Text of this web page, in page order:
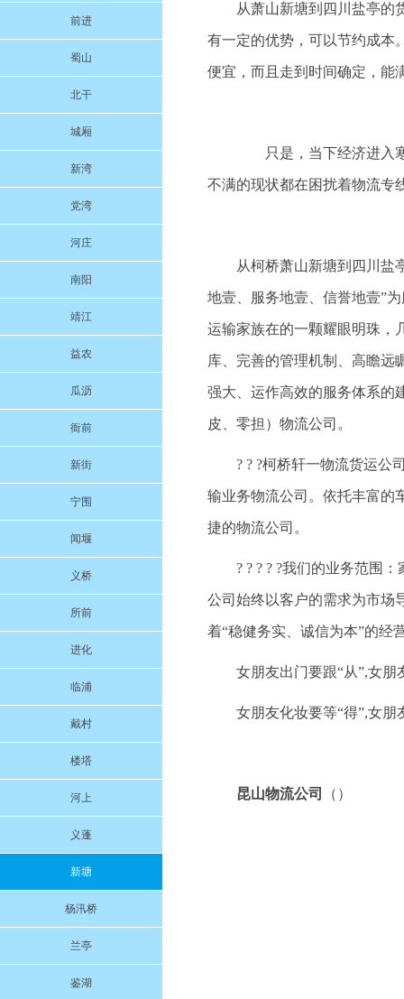
前进
蜀山
北干
城厢
新湾
党湾
河庄
南阳
靖江
益农
瓜沥
衙前
新街
宁围
闻堰
义桥
所前
进化
临浦
戴村
楼塔
河上
义蓬
新塘
杨汛桥
兰亭
鉴湖
从萧山新塘到四川盐亭的
有一定的优势，可以节约成本
便宜，而且走到时间确定，能
只是，当下经济进入寒
不满的现状都在困扰着物流专
从柯桥萧山新塘到四川盐
地壹、服务地壹、信誉地壹”
运输家族在的一颗耀眼明珠，
库、完善的管理机制、高瞻远
强大、运作高效的服务体系的
皮、零担）物流公司。
? ? ?柯桥轩一物流货运公
输业务物流公司。依托丰富的
捷的物流公司。
? ? ? ? ?我们的业务范围
公司始终以客户的需求为市场
着“稳健务实、诚信为本”的经
女朋友出门要跟“从”,女朋
女朋友化妆要等“得”,女朋
昆山物流公司 （）